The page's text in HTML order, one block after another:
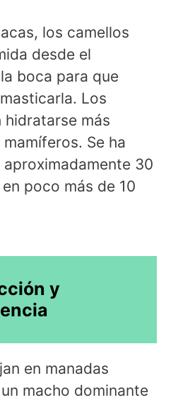
los camellos
desde el
boca para que
Los
hidratarse más
Se ha
30
poco más de 10
y
en manadas
macho dominante